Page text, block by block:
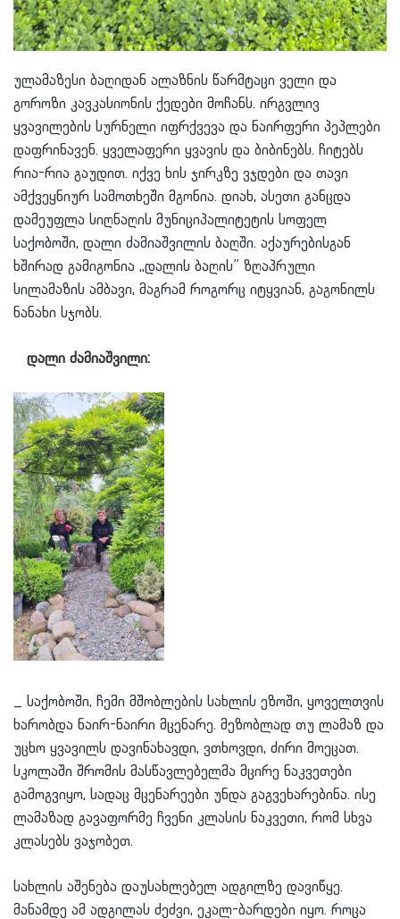
ულამაზესი ბაღიდან ალაზნის წარმტაცი ველი და
გოროზი კავკასიონის ქედები მოჩანს. ირგვლივ
ყვავილების სურნელი იფრქვევა და ნაირფერი პეპლები
დაფრინავენ. ყველაფერი ყვავის და ბიბინებს. ჩიტებს
რია-რია გაუდით. იქვე ხის ჯირკზე ვჯდები და თავი
ამქვეყნიურ სამოთხეში მგონია. დიახ, ასეთი განცდა
დამეუფლა სიღნაღის მუნიციპალიტეტის სოფელ
საქობოში, დალი ძამიაშვილის ბაღში. აქაურებისგან
ხშირად გამიგონია ,,დალის ბაღის” ზღაპრული
სილამაზის ამბავი, მაგრამ როგორც იტყვიან, გაგონილს
ნანახი სჯობს.
დალი ძამიაშვილი:
_ საქობოში, ჩემი მშობლების სახლის ეზოში, ყოველთვის
ხარობდა ნაირ-ნაირი მცენარე. მეზობლად თუ ლამაზ და
უცხო ყვავილს დავინახავდი, ვთხოვდი, ძირი მოეცათ.
სკოლაში შრომის მასწავლებელმა მცირე ნაკვეთები
გამოგვიყო, სადაც მცენარეები უნდა გაგვეხარებინა. ისე
ლამაზად გავაფორმე ჩვენი კლასის ნაკვეთი, რომ სხვა
კლასებს ვაჯობეთ.
სახლის აშენება დაუსახლებელ ადგილზე დავიწყე.
მანამდე ამ ადგილას ძეძვი, ეკალ-ბარდები იყო. როცა